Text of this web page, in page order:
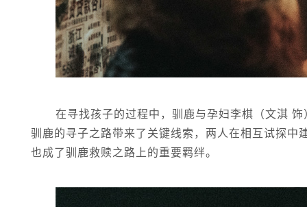
在寻找孩子的过程中，驯鹿与孕妇李棋（文淇
驯鹿的寻子之路带来了关键线索，两人在相互试探
也成了驯鹿救赎之路上的重要羁绊。